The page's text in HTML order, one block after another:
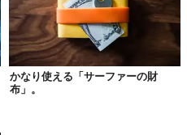
かなり使える「サーファーの財
布」。